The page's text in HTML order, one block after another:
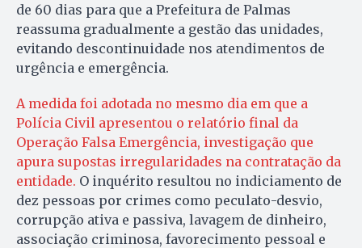
de 60 dias para que a Prefeitura de Palmas
reassuma gradualmente a gestão das unidades,
evitando descontinuidade nos atendimentos de
urgência e emergência.
A medida foi adotada no mesmo dia em que a
Polícia Civil apresentou o relatório final da
Operação Falsa Emergência, investigação que
apura supostas irregularidades na contratação da
entidade. O inquérito resultou no indiciamento de
dez pessoas por crimes como peculato-desvio,
corrupção ativa e passiva, lavagem de dinheiro,
associação criminosa, favorecimento pessoal e